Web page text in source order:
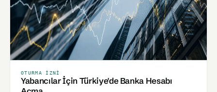
OTURMA İZNI
Yabancılar İçin Türkiye'de Banka Hesabı